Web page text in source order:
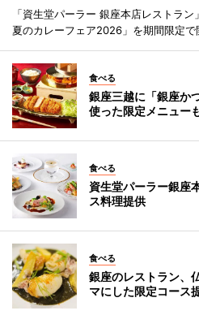
「資生堂パーラー 銀座本店レストラ
夏のカレーフェア2026」を期間限定で
食べる
銀座三越に「銀座か
使った限定メニュー
食べる
資生堂パーラー銀座
ス料理提供
食べる
銀座のレストラン、
マにした限定コース